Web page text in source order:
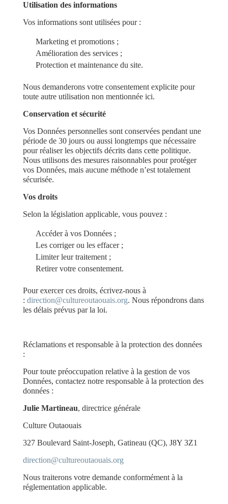
Utilisation des informations
Vos informations sont utilisées pour :
Marketing et promotions ;
Amélioration des services ;
Protection et maintenance du site.
Nous demanderons votre consentement explicite pour
toute autre utilisation non mentionnée ici.
Conservation et sécurité
Vos Données personnelles sont conservées pendant une
période de 30 jours ou aussi longtemps que nécessaire
pour réaliser les objectifs décrits dans cette politique.
Nous utilisons des mesures raisonnables pour protéger
vos Données, mais aucune méthode n’est totalement
sécurisée.
Vos droits
Selon la législation applicable, vous pouvez :
Accéder à vos Données ;
Les corriger ou les effacer ;
Limiter leur traitement ;
Retirer votre consentement.
Pour exercer ces droits, écrivez-nous à
: direction@cultureoutaouais.org. Nous répondrons dans
les délais prévus par la loi.
Réclamations et responsable à la protection des données
:
Pour toute préoccupation relative à la gestion de vos
Données, contactez notre responsable à la protection des
données :
Julie Martineau, directrice générale
Culture Outaouais
327 Boulevard Saint-Joseph, Gatineau (QC), J8Y 3Z1
direction@cultureoutaouais.org
Nous traiterons votre demande conformément à la
réglementation applicable.